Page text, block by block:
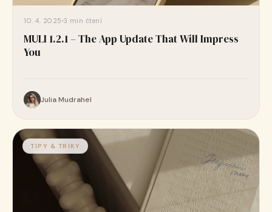
10. 4. 2025 3 min čtení
MULI 1.2.1 – The App Update That Will Impress
You
Julia Mudrahel
TIPY & TRIKY